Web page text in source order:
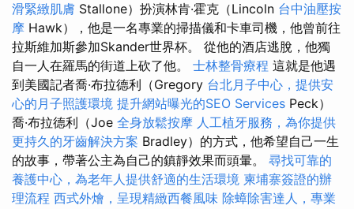
滑緊緻肌膚 Stallone）扮演林肯·霍克（Lincoln 台中油壓按
摩 Hawk），他是一名專業的掃描儀和卡車司機，他曾前往
拉斯維加斯參加Skander世界杯。 從他的酒店逃脫，他獨
自一人在羅馬的街道上砍了他。 士林整骨療程 這就是他遇
到美國記者喬·布拉德利（Gregory 台北月子中心，提供安
心的月子照護環境 提升網站曝光的SEO Services Peck）
喬·布拉德利（Joe 全身放鬆按摩 人工植牙服務，為你提供
更持久的牙齒解決方案 Bradley）的方式，他希望自己一生
的故事，帶著公主為自己的鎮靜效果而頭暈。 尋找可靠的
養護中心，為老年人提供舒適的生活環境 柬埔寨簽證的辦
理流程 西式外燴，呈現精緻西餐風味 除蟑除害達人，專業